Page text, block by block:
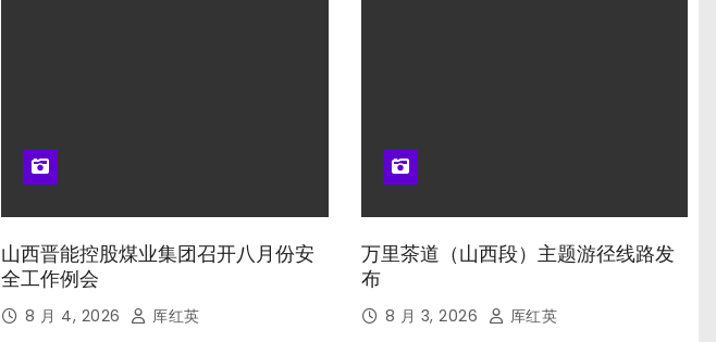
山西晋能控股煤业集团召开八月份安
全工作例会
8 月 4, 2026 厍红英
万里茶道（山西段）主题游径线路发
布
8 月 3, 2026 厍红英